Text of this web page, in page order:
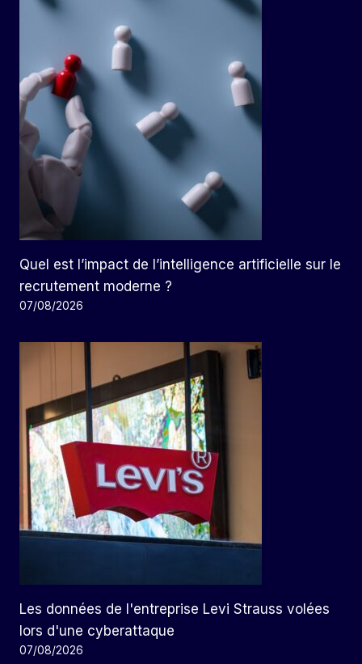
Quel est l’impact de l’intelligence artificielle sur le
recrutement moderne ?
07/08/2026
Les données de l'entreprise Levi Strauss volées
lors d'une cyberattaque
07/08/2026